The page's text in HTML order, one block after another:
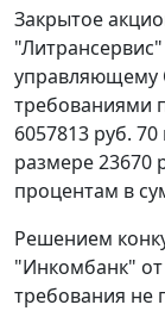
Закрытое
управляющему
требованиями
6057813 руб.
размере 23670
процентам в
Решением
"Инкомбанк" от
требования не